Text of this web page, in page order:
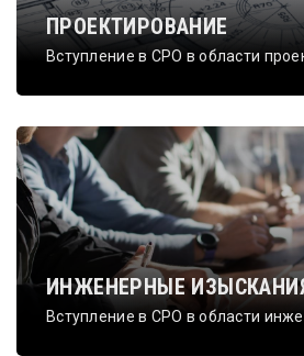
ПРОЕКТИРОВАНИЕ
Вступление в СРО в области
ИНЖЕНЕРНЫЕ
Вступление в СРО в области